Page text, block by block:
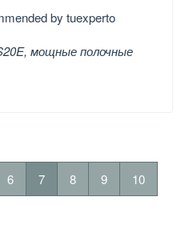
by tuexperto
мощные полочные
6 7 8 9 10